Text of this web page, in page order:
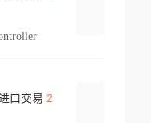
口交易 2